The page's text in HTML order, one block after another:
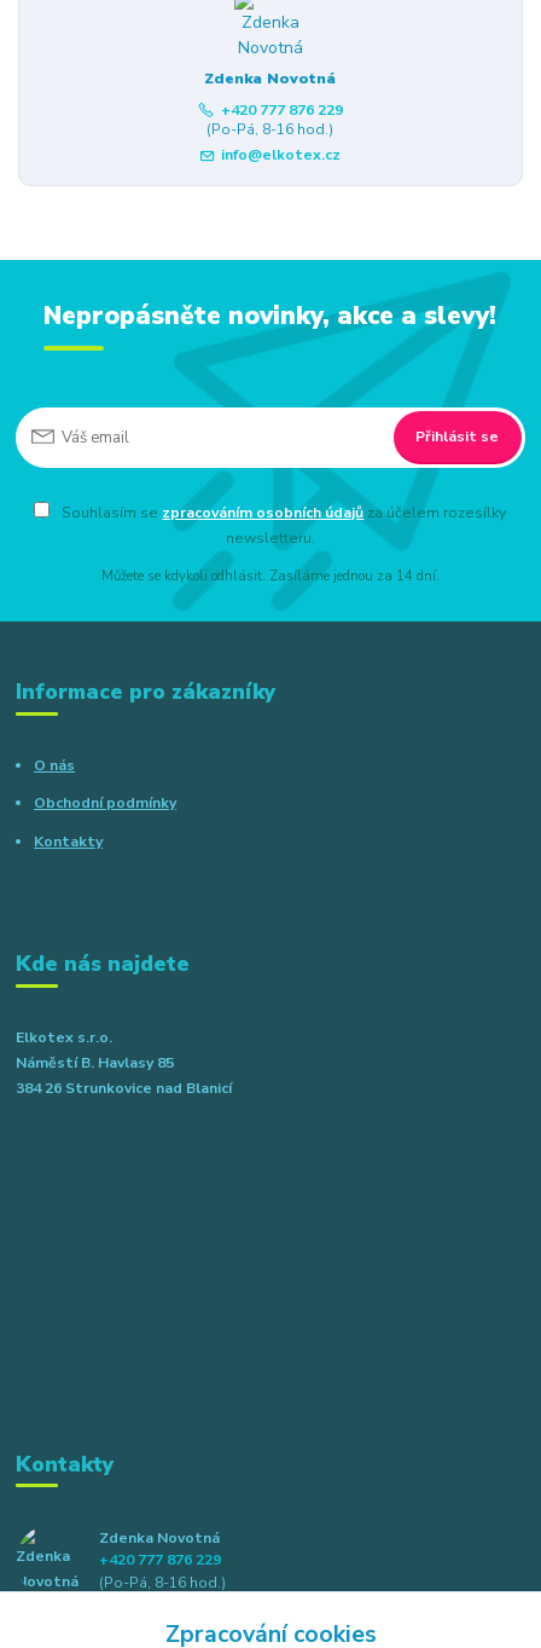
Zdenka Novotná
+420 777 876 229
(Po-Pá, 8-16 hod.)
info@elkotex.cz
Nepropásněte novinky, akce a slevy!
Přihlásit se
Souhlasím se zpracováním osobních údajů za účelem rozesílky
newsletteru.
Můžete se kdykoli odhlásit. Zasíláme jednou za 14 dní.
Informace pro zákazníky
O nás
Obchodní podmínky
Kontakty
Kde nás najdete
Elkotex s.r.o.
Náměstí B. Havlasy 85
384 26 Strunkovice nad Blanicí
Kontakty
Zdenka Novotná
+420 777 876 229
(Po-Pá, 8-16 hod.)
Zpracování cookies